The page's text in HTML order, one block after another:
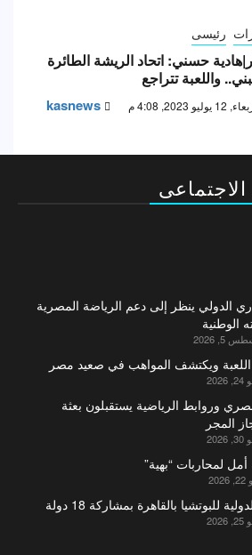
رئيسى
حسني: اتحاد الريشة الطائرة
واللعبة تتراجع
2023, 4:08 م kasnews
الدولي ينظر إلى دعم الرياضة المصرية
الوطنية
اللعبة ويكتشف المواهب في صعيد مصر
وروابط الرياضية يستقبلون بعثة
المجر
لمحاربات “بهية”
للبوتشيا بالقاهرة بمشاركة 18 دولة